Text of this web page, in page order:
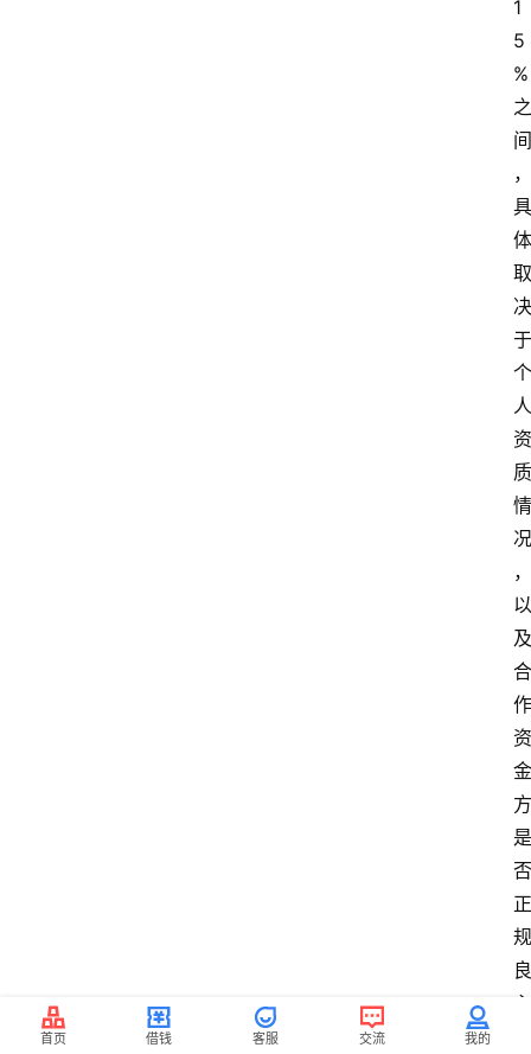
1
5
%
之
间
，
具
体
取
决
于
个
人
资
质
情
况
，
以
及
合
作
资
金
方
是
否
正
规
良
心
首页 借钱 客服 交流 我的